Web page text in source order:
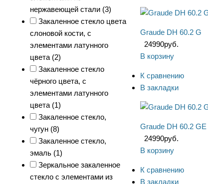
нержавеющей стали (3)
Закаленное стекло цвета
слоновой кости, с
элементами латунного
цвета (2)
Закаленное стекло
чёрного цвета, с
элементами латунного
цвета (1)
Закаленное стекло,
чугун (8)
Закаленное стекло,
эмаль (1)
Зеркальное закаленное
стекло с элементами из
Graude DH 60.2 G
24990руб.
В корзину
К сравнению
В закладки
Graude DH 60.2 GE
24990руб.
В корзину
К сравнению
В закладки